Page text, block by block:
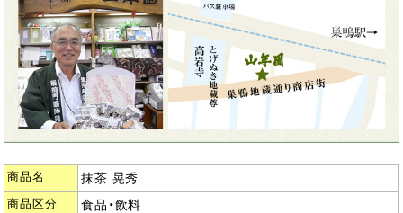
商品名 抹茶 晃秀
商品区分 食品・飲料